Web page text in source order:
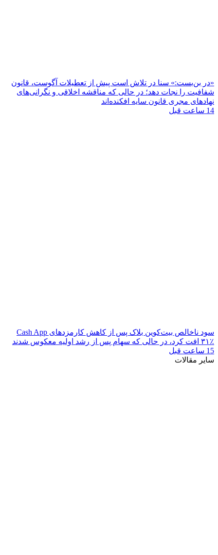
«در بن‌بست:» سنا در تلاش است پیش از تعطیلات آگوست، قانون
شفافیت را نجات دهد؛ در حالی که مناقشه اخلاقی و نگرانی‌های
نهادهای مجری قانون سایه افکنده‌اند
14 ساعت قبل
سود ناخالص بیت‌کوین بلاک پس از کاهش کارمزدهای Cash App
۳۱٪ افت کرد، در حالی که سهام پس از رشد اولیه معکوس شدند
15 ساعت قبل
سایر مقالات